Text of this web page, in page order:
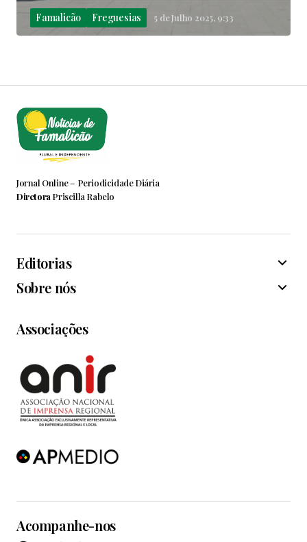
Famalicão Freguesias 5 de Julho 2025, 9:33
Jornal Online – Periodicidade Diária
Diretora Priscilla Rabelo
Editorias
Sobre nós
Associações
Acompanhe-nos